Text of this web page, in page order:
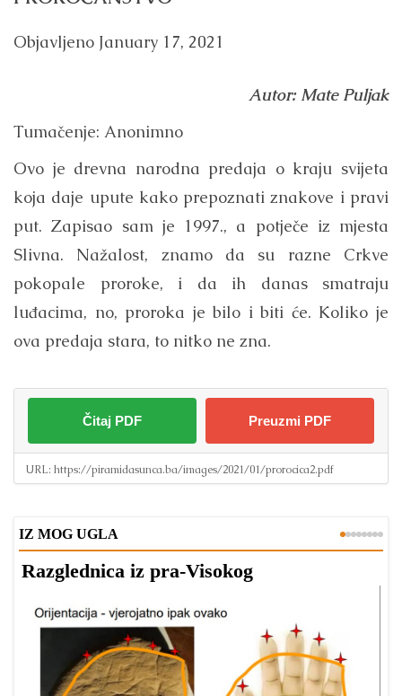
Objavljeno January 17, 2021
Autor: Mate Puljak
Tumačenje: Anonimno
Ovo je drevna narodna predaja o kraju svijeta
koja daje upute kako prepoznati znakove i pravi
put. Zapisao sam je 1997., a potječe iz mjesta
Slivna. Nažalost, znamo da su razne Crkve
pokopale proroke, i da ih danas smatraju
luđacima, no, proroka je bilo i biti će. Koliko je
ova predaja stara, to nitko ne zna.
Čitaj PDF Preuzmi PDF
URL: https://piramidasunca.ba/images/2021/01/prorocica2.pdf
IZ MOG UGLA
Razglednica iz pra-Visokog